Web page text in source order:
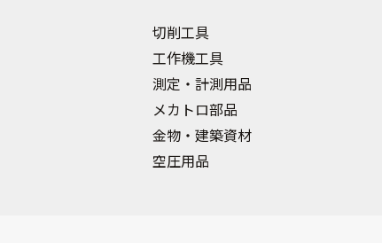
切削工具
工作機工具
測定・計測用品
メカトロ部品
金物・建築資材
空圧用品